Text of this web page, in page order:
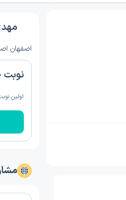
اصفهان
اولین